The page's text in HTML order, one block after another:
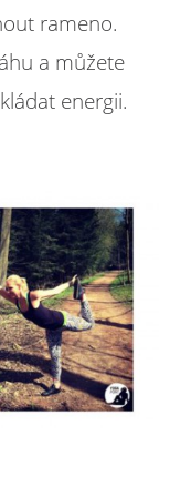
rameno.
a můžete
energii.